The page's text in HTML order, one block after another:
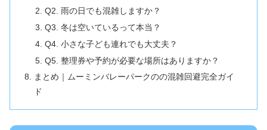
Q2. 雨の日でも混雑しますか？
Q3. 冬は空いているって本当？
Q4. 小さな子ども連れでも大丈夫？
Q5. 整理券や予約が必要な場所はありますか？
まとめ｜ムーミンバレーパークのの混雑回避完全ガイ
ド